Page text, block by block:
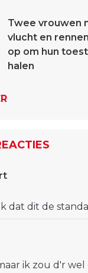
Twee vrouwen
vlucht en
op om hun
halen
dat dit de
ik zou d'r wel